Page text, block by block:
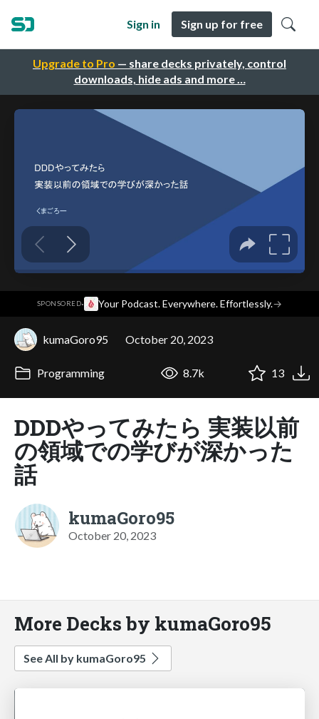
Upgrade to Pro — share decks privately, control
downloads, hide ads and more …
Sign in Sign up for free
SPONSORED· Your Podcast. Everywhere. Effortlessly.→
kumaGoro95 October 20, 2023
Programming 8.7k 13
DDDやってみたら 実装以前
の領域での学びが深かった
話
kumaGoro95
October 20, 2023
More Decks by kumaGoro95
See All by kumaGoro95